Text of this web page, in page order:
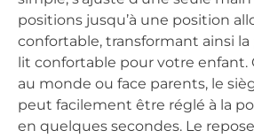
positions jusqu’à une position
confortable, transformant ainsi
lit confortable pour votre enfant.
au monde ou face parents, le
peut facilement être réglé à la
en quelques secondes. Le